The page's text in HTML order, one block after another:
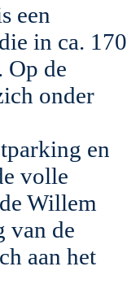
een
in ca. 170
Op de
onder
en
volle
Willem
van de
aan het